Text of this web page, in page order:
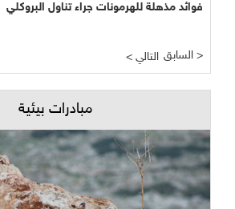
فوائد مذهلة للهرمونات جراء تناول البروكلي
< التالي السابق >
مبادرات بيئية